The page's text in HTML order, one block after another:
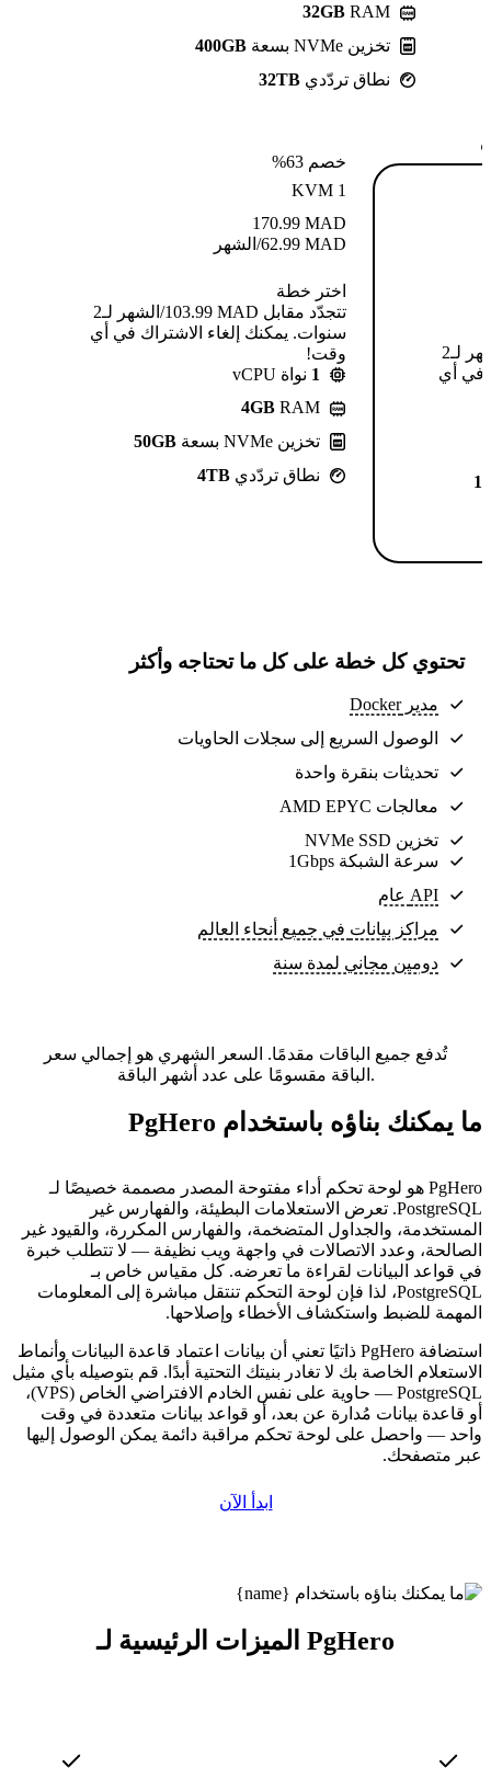
32GB RAM
تخزين NVMe بسعة
400GB
نطاق تردّدي 32TB
خصم 63%
KVM 1
MAD
170.99
MAD
62.99/الشهر
اختر خطة
تتجدّد مقابل MAD ⁦103.99⁩/الشهر لـ2
سنوات. يمكنك إلغاء الاشتراك في أي
وقت!
1 نواة vCPU
4GB RAM
تخزين NVMe بسعة
50GB
نطاق تردّدي 4TB
تتجدّد مقابل MAD ⁦124.99⁩/الشهر لـ2
في أي
تحتوي كل خطة على كل ما تحتاجه وأكثر
مدير Docker
الوصول السريع إلى سجلات الحاويات
تحديثات بنقرة واحدة
معالجات AMD EPYC
تخزين NVMe SSD
سرعة الشبكة 1Gbps
API عام
مراكز بيانات في جميع أنحاء العالم
دومين مجاني لمدة سنة
تُدفع جميع الباقات مقدمًا. السعر الشهري هو إجمالي سعر
الباقة مقسومًا على عدد أشهر الباقة.
ما يمكنك بناؤه باستخدام PgHero
PgHero هو لوحة تحكم أداء مفتوحة المصدر مصممة خصيصًا لـ
PostgreSQL. تعرض الاستعلامات البطيئة، والفهارس غير
المستخدمة، والجداول المتضخمة، والفهارس المكررة، والقيود غير
الصالحة، وعدد الاتصالات في واجهة ويب نظيفة — لا تتطلب خبرة
في قواعد البيانات لقراءة ما تعرضه. كل مقياس خاص بـ
PostgreSQL، لذا فإن لوحة التحكم تنتقل مباشرة إلى المعلومات
المهمة للضبط واستكشاف الأخطاء وإصلاحها.
استضافة PgHero ذاتيًا تعني أن بيانات اعتماد قاعدة البيانات وأنماط
الاستعلام الخاصة بك لا تغادر بنيتك التحتية أبدًا. قم بتوصيله بأي مثيل
PostgreSQL — حاوية على نفس الخادم الافتراضي الخاص (VPS)،
أو قاعدة بيانات مُدارة عن بعد، أو قواعد بيانات متعددة في وقت
واحد — واحصل على لوحة تحكم مراقبة دائمة يمكن الوصول إليها
عبر متصفحك.
ابدأ الآن
الميزات الرئيسية لـ PgHero